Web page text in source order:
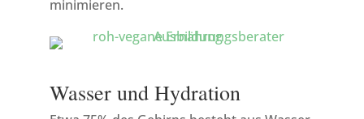
minimieren.
Wasser und Hydration